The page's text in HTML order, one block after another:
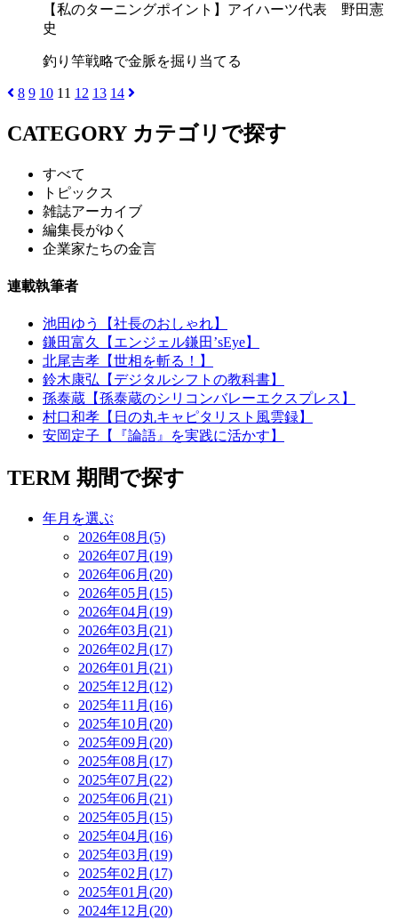
【私のターニングポイント】アイハーツ代表 野田憲
史
釣り竿戦略で金脈を掘り当てる
8 9 10 11 12 13 14
CATEGORY カテゴリで探す
すべて
トピックス
雑誌アーカイブ
編集長がゆく
企業家たちの金言
連載執筆者
池田ゆう【社長のおしゃれ】
鎌田富久【エンジェル鎌田’sEye】
北尾吉孝【世相を斬る！】
鈴木康弘【デジタルシフトの教科書】
孫泰蔵【孫泰蔵のシリコンバレーエクスプレス】
村口和孝【日の丸キャピタリスト風雲録】
安岡定子【『論語』を実践に活かす】
TERM 期間で探す
年月を選ぶ
2026年08月(5)
2026年07月(19)
2026年06月(20)
2026年05月(15)
2026年04月(19)
2026年03月(21)
2026年02月(17)
2026年01月(21)
2025年12月(12)
2025年11月(16)
2025年10月(20)
2025年09月(20)
2025年08月(17)
2025年07月(22)
2025年06月(21)
2025年05月(15)
2025年04月(16)
2025年03月(19)
2025年02月(17)
2025年01月(20)
2024年12月(20)